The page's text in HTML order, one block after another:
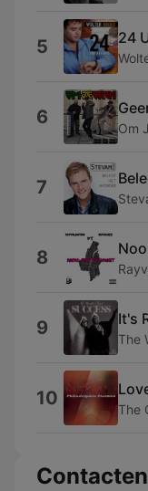
5 24
6 Om
7
8
9 It's
The
10 The
Contacten